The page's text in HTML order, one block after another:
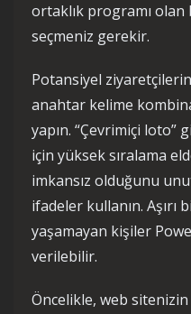
ortaklık programı
seçmeniz gerekir.
Potansiyel
anahtar kelime
yapın. “Çevrimiçi
için yüksek sıralama
imkansız olduğunu
ifadeler kullanın. Aşırı
yaşamayan kişiler
verilebilir.
Öncelikle, web sitenizin